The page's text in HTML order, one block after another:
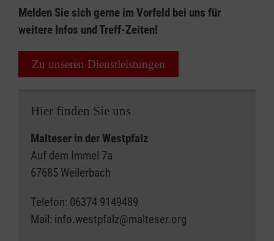
Melden Sie sich gerne im Vorfeld bei uns für
weitere Infos und Treff-Zeiten!
Zu unseren Dienstleistungen
Hier finden Sie uns
Malteser in der Westpfalz
Auf dem Immel 7a
67685 Weilerbach
Telefon: 06374 9149489
Mail: info.westpfalz@malteser.org